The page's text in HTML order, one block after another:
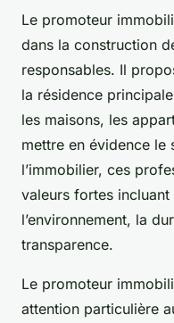
Le promoteur
dans la construction
responsables. Il
la résidence
les maisons, les
mettre en évidence le
l’immobilier, ces
valeurs fortes
l’environnement, la
transparence.
Le promoteur
attention particulière